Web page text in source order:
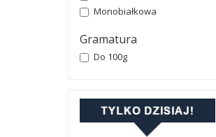
Monobiałkowa
Gramatura
Do 100g